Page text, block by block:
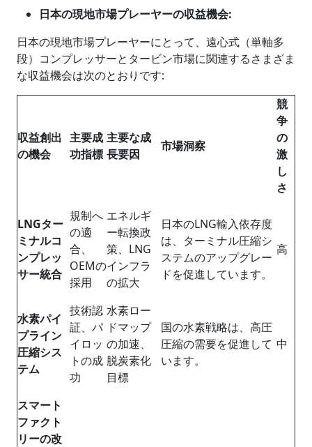
日本の現地市場プレーヤーの収益機会:
日本の現地市場プレーヤーにとって、遠心式（単軸多
段）コンプレッサーとタービン市場に関連するさまざま
な収益機会は次のとおりです:
収益創出
の機会
主要成
功指標
主要な成
長要因
市場洞察
競
争
の
激
し
さ
LNGター
ミナルコ
ンプレッ
サー統合
規制へ
の適
合、
OEMの
採用
エネルギ
ー転換政
策、LNG
インフラ
の拡大
日本のLNG輸入依存度
は、ターミナル圧縮シ
ステムのアップグレー
ドを促進しています。
高
水素パイ
プライン
圧縮シス
テム
技術認
証、パ
イロッ
トの成
功
水素ロー
ドマップ
の加速、
脱炭素化
目標
国の水素戦略は、高圧
圧縮の需要を促進して
います。
中
スマート
ファクト
リーの改